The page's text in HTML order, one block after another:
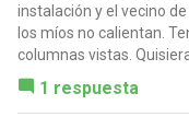
instalación y el vecino
los míos no calientan.
columnas vistas.
1 respuesta